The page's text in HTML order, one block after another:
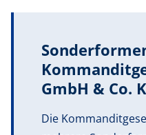
GmbH & Co.
Die